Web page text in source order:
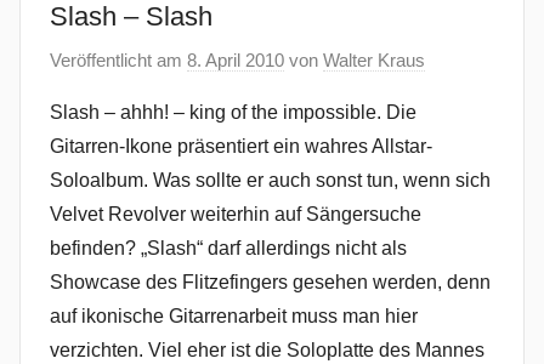
Slash – Slash
Veröffentlicht am 8. April 2010 von Walter Kraus
Slash – ahhh! – king of the impossible. Die
Gitarren-Ikone präsentiert ein wahres Allstar-
Soloalbum. Was sollte er auch sonst tun, wenn sich
Velvet Revolver weiterhin auf Sängersuche
befinden? „Slash“ darf allerdings nicht als
Showcase des Flitzefingers gesehen werden, denn
auf ikonische Gitarrenarbeit muss man hier
verzichten. Viel eher ist die Soloplatte des Mannes